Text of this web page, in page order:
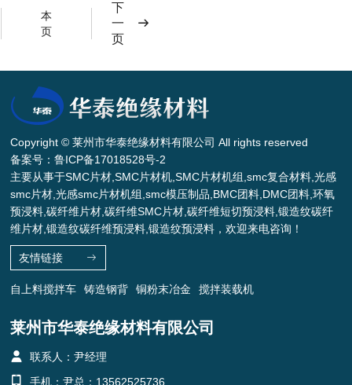
本
页
下
一
页
Copyright © 莱州市华泰绝缘材料有限公司 All rights reserved
备案号：鲁ICP备17018528号-2
主要从事于SMC片材,SMC片材机,SMC片材机组,smc复合材料,光感
smc片材,光感smc片材机组,smc模压制品,BMC团料,DMC团料,环氧
预浸料,碳纤维片材,碳纤维SMC片材,碳纤维短切预浸料,锻造纹碳纤
维片材,锻造纹碳纤维预浸料,锻造纹预浸料，欢迎来电咨询！
友情链接
自上料搅拌车 铸造钢背 铜粉末冶金 搅拌装载机
莱州市华泰绝缘材料有限公司
联系人：尹经理
手机：尹总：13562525736